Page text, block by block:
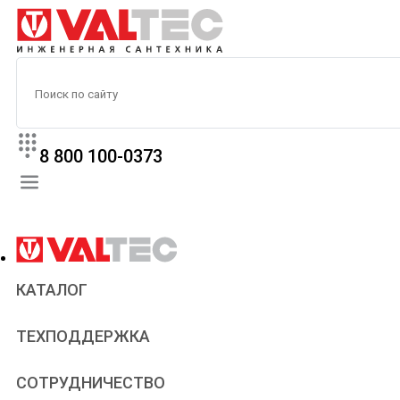
8 800 100-0373
КАТАЛОГ
ТЕХПОДДЕРЖКА
Паспорта и сертификаты
Статьи
СОТРУДНИЧЕСТВО
Сантехникам